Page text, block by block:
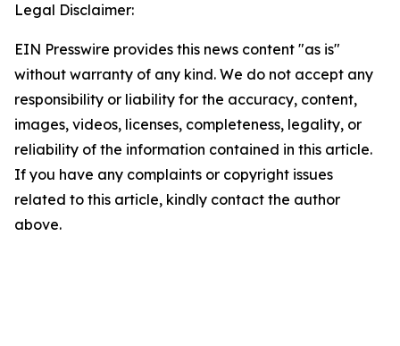
Legal Disclaimer:
EIN Presswire provides this news content "as is"
without warranty of any kind. We do not accept any
responsibility or liability for the accuracy, content,
images, videos, licenses, completeness, legality, or
reliability of the information contained in this article.
If you have any complaints or copyright issues
related to this article, kindly contact the author
above.